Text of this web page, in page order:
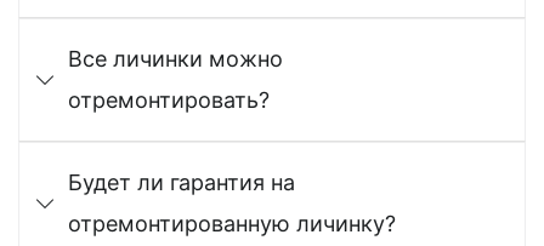
Все личинки можно
отремонтировать?
Будет ли гарантия на
отремонтированную личинку?